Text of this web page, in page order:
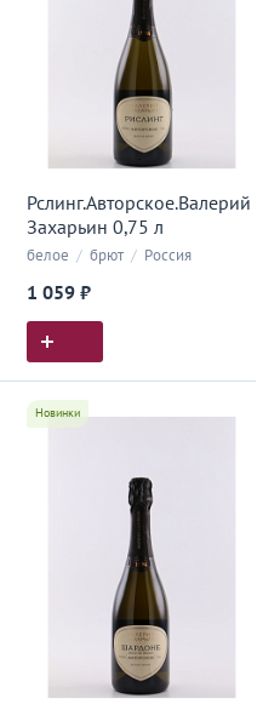
Рслинг.Авторское.Валерий
Захарьин 0,75 л
белое / брют / Россия
1 059 ₽
Новинки